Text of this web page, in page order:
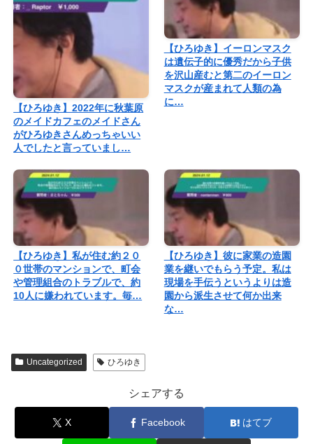
【ひろゆき】2022年に秋葉原
のメイドカフェのメイドさん
がひろゆきさんめっちゃいい
人でしたと言っていまし…
【ひろゆき】イーロンマスク
は遺伝子的に優秀だから子供
を沢山産むと第二のイーロン
マスクが産まれて人類の為
に…
【ひろゆき】私が住む約２０
０世帯のマンションで、町会
や管理組合のトラブルで、約
10人に嫌われています。毎…
【ひろゆき】彼に家業の造園
業を継いでもらう予定。私は
現場を手伝うというよりは造
園から派生させて何か出来
な…
Uncategorized ひろゆき
シェアする
X Facebook はてブ